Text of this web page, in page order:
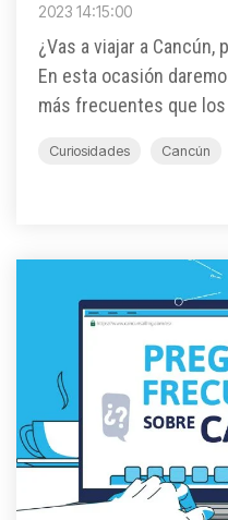
2023 14:15:00
¿Vas a viajar a
En esta ocasión
más frecuentes que
Curiosidades Cancún